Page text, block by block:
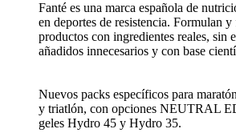
Fanté es una marca española de
en deportes de resistencia. Formulan
productos con ingredientes reales, sin
añadidos innecesarios y con base
Nuevos packs específicos para
y triatlón, con opciones NEUTRAL
geles Hydro 45 y Hydro 35.